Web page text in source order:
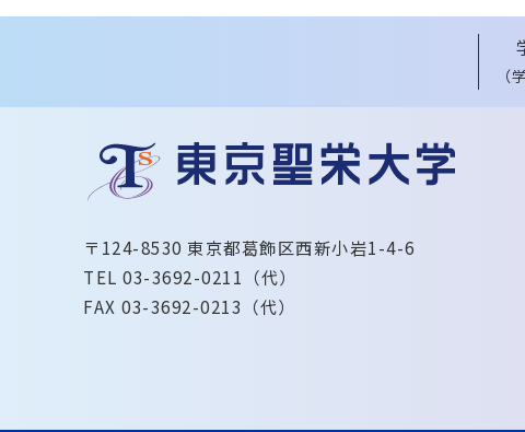
（
〒124-8530 東京都葛飾区西新小岩1-4-6
TEL 03-3692-0211（代）
FAX 03-3692-0213（代）